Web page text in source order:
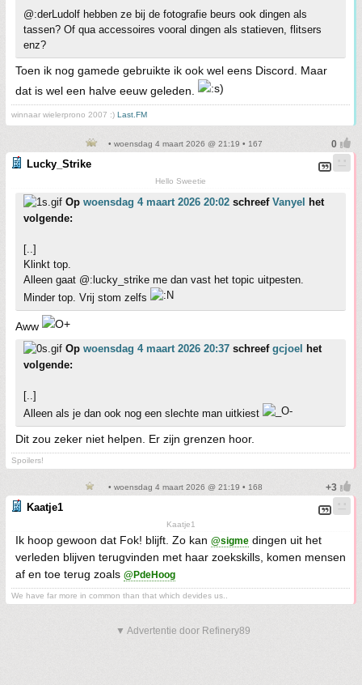
@:derLudolf hebben ze bij de fotografie beurs ook dingen als
tassen? Of qua accessoires vooral dingen als statieven, flitsers
enz?
Toen ik nog gamede gebruikte ik ook wel eens Discord. Maar
dat is wel een halve eeuw geleden.
winnaar wielerprono 2007 :) Last.FM
• woensdag 4 maart 2026 @ 21:19 • 167
Lucky_Strike
Hello Sweetie
Op woensdag 4 maart 2026 20:02 schreef Vanyel
het
volgende:
[..]
Klinkt top.
Alleen gaat @:lucky_strike me dan vast het topic uitpesten.
Minder top. Vrij stom zelfs
Aww
Op woensdag 4 maart 2026 20:37 schreef gcjoel
het
volgende:
[..]
Alleen als je dan ook nog een slechte man uitkiest
Dit zou zeker niet helpen. Er zijn grenzen hoor.
Spoilers!
• woensdag 4 maart 2026 @ 21:19 • 168
Kaatje1
Kaatje1
Ik hoop gewoon dat Fok! blijft. Zo kan @sigme dingen uit het
verleden blijven terugvinden met haar zoekskills, komen mensen
af en toe terug zoals @PdeHoog
We have far more in common than that which devides us..
▼ Advertentie door Refinery89